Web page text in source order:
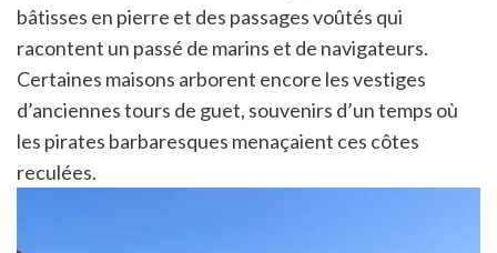
bâtisses en pierre et des passages voûtés qui
racontent un passé de marins et de navigateurs.
Certaines maisons arborent encore les vestiges
d’anciennes tours de guet, souvenirs d’un temps où
les pirates barbaresques menaçaient ces côtes
reculées.